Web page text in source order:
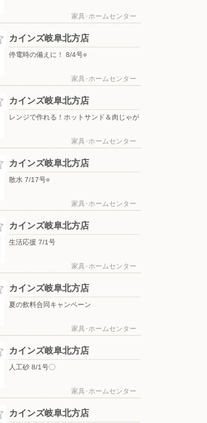
家具･ホームセンター
カインズ岐阜北方店
停電時の備えに！ 8/4号○
家具･ホームセンター
カインズ岐阜北方店
レンジで作れる！ホットサンド＆肉じゃが
家具･ホームセンター
カインズ岐阜北方店
散水 7/17号○
家具･ホームセンター
カインズ岐阜北方店
生活応援 7/1号
家具･ホームセンター
カインズ岐阜北方店
夏の飲料合同キャンペーン
家具･ホームセンター
カインズ岐阜北方店
人工砂 8/1号〇
家具･ホームセンター
カインズ岐阜北方店